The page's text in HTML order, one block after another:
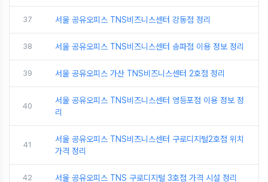
37 서울 공유오피스 TNS비즈니스센터 강동점 정리
38 서울 공유오피스 TNS비즈니스센터 송파점 이용 정보 정리
39 서울 공유오피스 가산 TNS비즈니스센터 2호점 정리
40
서울 공유오피스 TNS비즈니스센터 영등포점 이용 정보 정
리
41
서울 공유오피스 TNS비즈니스센터 구로디지털2호점 위치
가격 정리
42 서울 공유오피스 TNS 구로디지털 3호점 가격 시설 정리